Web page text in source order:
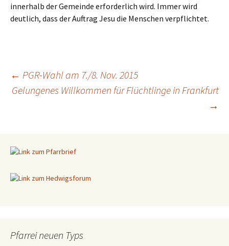
innerhalb der Gemeinde erforderlich wird. Immer wird
deutlich, dass der Auftrag Jesu die Menschen verpflichtet.
Beitragsnavigation
← PGR-Wahl am 7./8. Nov. 2015
Gelungenes Willkommen für Flüchtlinge in Frankfurt
→
Pfarrei neuen Typs